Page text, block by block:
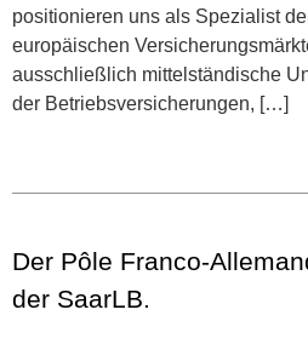
positionieren uns als Spezialist
europäischen
ausschließlich mittelständische
der Betriebsversicherungen, […]
Der Pôle Franco-
der SaarLB.